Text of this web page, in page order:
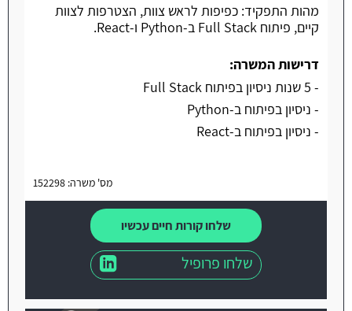
מהות התפקיד: כפיפות לראש צוות, הצטרפות לצוות
קיים, פיתוח Full Stack ב-Python ו-React.
דרישות המשרה:
- 5 שנות ניסיון בפיתוח Full Stack
- ניסיון בפיתוח ב-Python
- ניסיון בפיתוח ב-React
מס' משרה: 152298
שלחו קורות חיים עכשיו
שלחו פרופיל